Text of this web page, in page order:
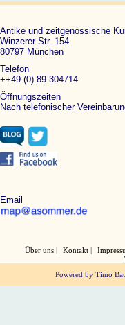
Antike und zeitgenössische
Winzerer Str. 154
80797 München
Telefon
++49 (0) 89 304714
Öffnungszeiten
Nach telefonischer
Email
Über uns Kontakt
Powered by Timo